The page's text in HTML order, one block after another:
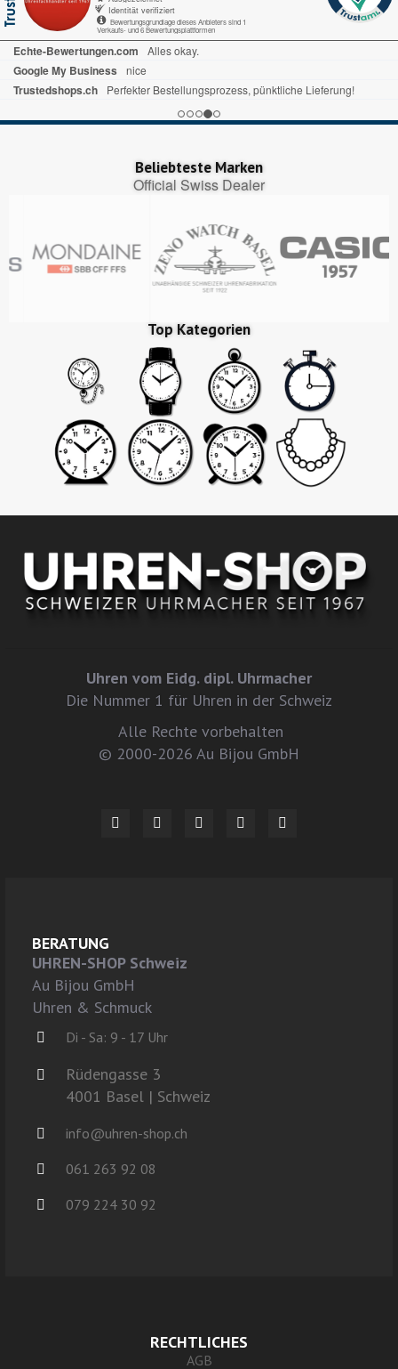
Identität verifiziert
Bewertungsgrundlage dieses Anbieters sind 1
Verkaufs- und 6 Bewertungsplattformen
Echte-Bewertungen.com Alles okay.
Google My Business nice
Trustedshops.ch Perfekter Bestellungsprozess, pünktliche Lieferung!
Beliebteste Marken
Official Swiss Dealer
Top Kategorien
Uhren vom Eidg. dipl. Uhrmacher
Die Nummer 1 für Uhren in der Schweiz
Alle Rechte vorbehalten
© 2000-2026 Au Bijou GmbH
BERATUNG
UHREN-SHOP Schweiz
Au Bijou GmbH
Uhren & Schmuck
Di - Sa: 9 - 17 Uhr
Rüdengasse 3
4001 Basel | Schweiz
info@uhren-shop.ch
061 263 92 08
079 224 30 92
RECHTLICHES
AGB